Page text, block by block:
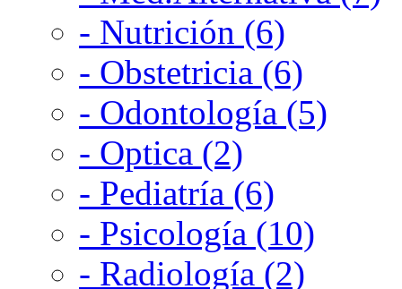
- Nutrición (6)
- Obstetricia (6)
- Odontología (5)
- Optica (2)
- Pediatría (6)
- Psicología (10)
- Radiología (2)